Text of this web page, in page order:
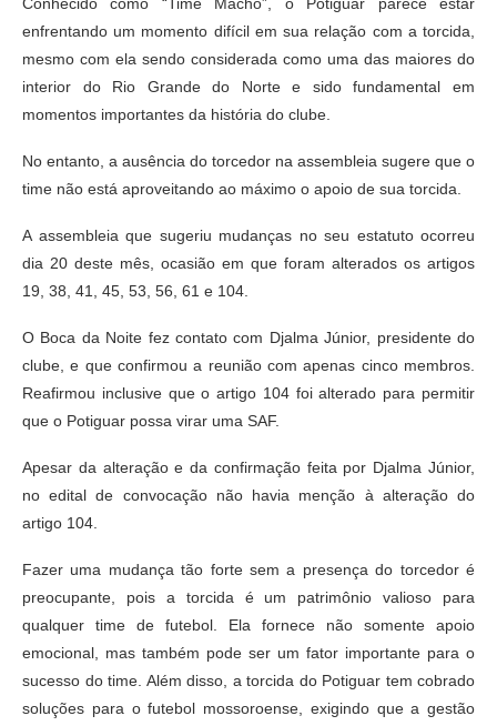
Conhecido como “Time Macho”, o Potiguar parece estar
enfrentando um momento difícil em sua relação com a torcida,
mesmo com ela sendo considerada como uma das maiores do
interior do Rio Grande do Norte e sido fundamental em
momentos importantes da história do clube.
No entanto, a ausência do torcedor na assembleia sugere que o
time não está aproveitando ao máximo o apoio de sua torcida.
A assembleia que sugeriu mudanças no seu estatuto ocorreu
dia 20 deste mês, ocasião em que foram alterados os artigos
19, 38, 41, 45, 53, 56, 61 e 104.
O Boca da Noite fez contato com Djalma Júnior, presidente do
clube, e que confirmou a reunião com apenas cinco membros.
Reafirmou inclusive que o artigo 104 foi alterado para permitir
que o Potiguar possa virar uma SAF.
Apesar da alteração e da confirmação feita por Djalma Júnior,
no edital de convocação não havia menção à alteração do
artigo 104.
Fazer uma mudança tão forte sem a presença do torcedor é
preocupante, pois a torcida é um patrimônio valioso para
qualquer time de futebol. Ela fornece não somente apoio
emocional, mas também pode ser um fator importante para o
sucesso do time. Além disso, a torcida do Potiguar tem cobrado
soluções para o futebol mossoroense, exigindo que a gestão